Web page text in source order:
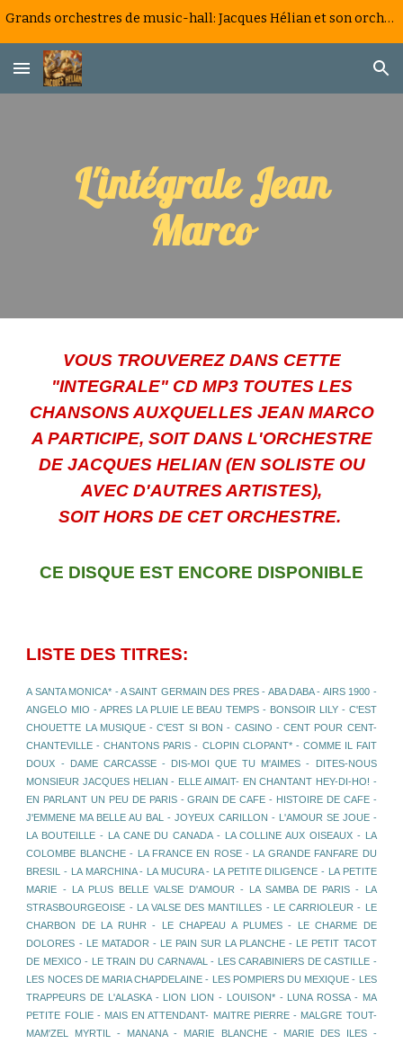
Grands orchestres de music-hall: Jacques Hélian et son orchestre, la saga d'un big band à la française
L'intégrale Jean
Marco
VOUS TROUVEREZ DANS CETTE
"INTEGRALE" CD MP3 TOUTES LES
CHANSONS AUXQUELLES JEAN MARCO
A PARTICIPE, SOIT DANS L'ORCHESTRE
DE JACQUES HELIAN (EN SOLISTE OU
AVEC D'AUTRES ARTISTES),
SOIT HORS DE CET ORCHESTRE.
CE DISQUE EST ENCORE DISPONIBLE
LISTE DES TITRES:
A SANTA MONICA* - A SAINT GERMAIN DES PRES - ABA DABA - AIRS 1900 -
ANGELO MIO - APRES LA PLUIE LE BEAU TEMPS - BONSOIR LILY - C'EST
CHOUETTE LA MUSIQUE - C'EST SI BON - CASINO - CENT POUR CENT-
CHANTEVILLE - CHANTONS PARIS - CLOPIN CLOPANT* - COMME IL FAIT
DOUX - DAME CARCASSE - DIS-MOI QUE TU M'AIMES - DITES-NOUS
MONSIEUR JACQUES HELIAN - ELLE AIMAIT- EN CHANTANT HEY-DI-HO! -
EN PARLANT UN PEU DE PARIS - GRAIN DE CAFE - HISTOIRE DE CAFE -
J'EMMENE MA BELLE AU BAL - JOYEUX CARILLON - L'AMOUR SE JOUE -
LA BOUTEILLE - LA CANE DU CANADA - LA COLLINE AUX OISEAUX - LA
COLOMBE BLANCHE - LA FRANCE EN ROSE - LA GRANDE FANFARE DU
BRESIL - LA MARCHINA - LA MUCURA - LA PETITE DILIGENCE - LA PETITE
MARIE - LA PLUS BELLE VALSE D'AMOUR - LA SAMBA DE PARIS - LA
STRASBOURGEOISE - LA VALSE DES MANTILLES - LE CARRIOLEUR - LE
CHARBON DE LA RUHR - LE CHAPEAU A PLUMES - LE CHARME DE
DOLORES - LE MATADOR - LE PAIN SUR LA PLANCHE - LE PETIT TACOT
DE MEXICO - LE TRAIN DU CARNAVAL - LES CARABINIERS DE CASTILLE -
LES NOCES DE MARIA CHAPDELAINE - LES POMPIERS DU MEXIQUE - LES
TRAPPEURS DE L'ALASKA - LION LION - LOUISON* - LUNA ROSSA - MA
PETITE FOLIE - MAIS EN ATTENDANT- MAITRE PIERRE - MALGRE TOUT-
MAM'ZEL MYRTIL - MANANA - MARIE BLANCHE - MARIE DES ILES -